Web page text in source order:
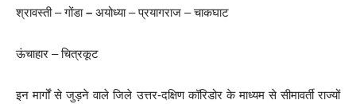
श्रावस्ती – गोंडा– अयोध्या – प्रयागराज – चाकघाट
ऊंचाहार – चित्रकूट
इन मार्गों से जुड़ने वाले जिले उत्तर-दक्षिण कॉरिडोर के माध्यम से सीमावर्ती राज्यों